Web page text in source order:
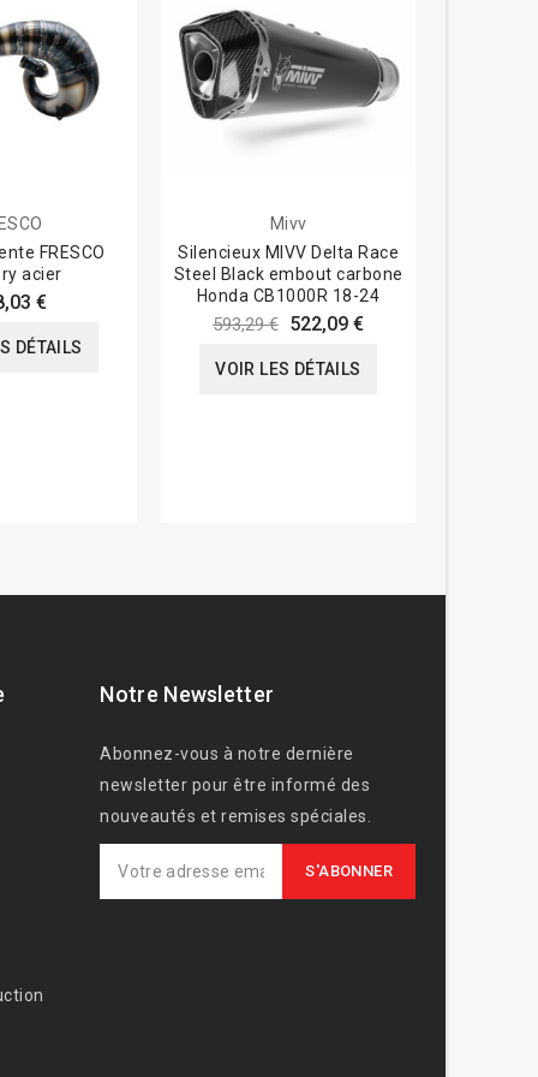
FRESCO
acier
€
DÉTAILS
Mivv
Silencieux MIVV Delta Race
Steel Black embout carbone
Honda CB1000R 18-24
593,29 € 522,09 €
VOIR LES DÉTAILS
Notre Newsletter
Abonnez-vous à notre dernière
newsletter pour être informé des
nouveautés et remises spéciales.